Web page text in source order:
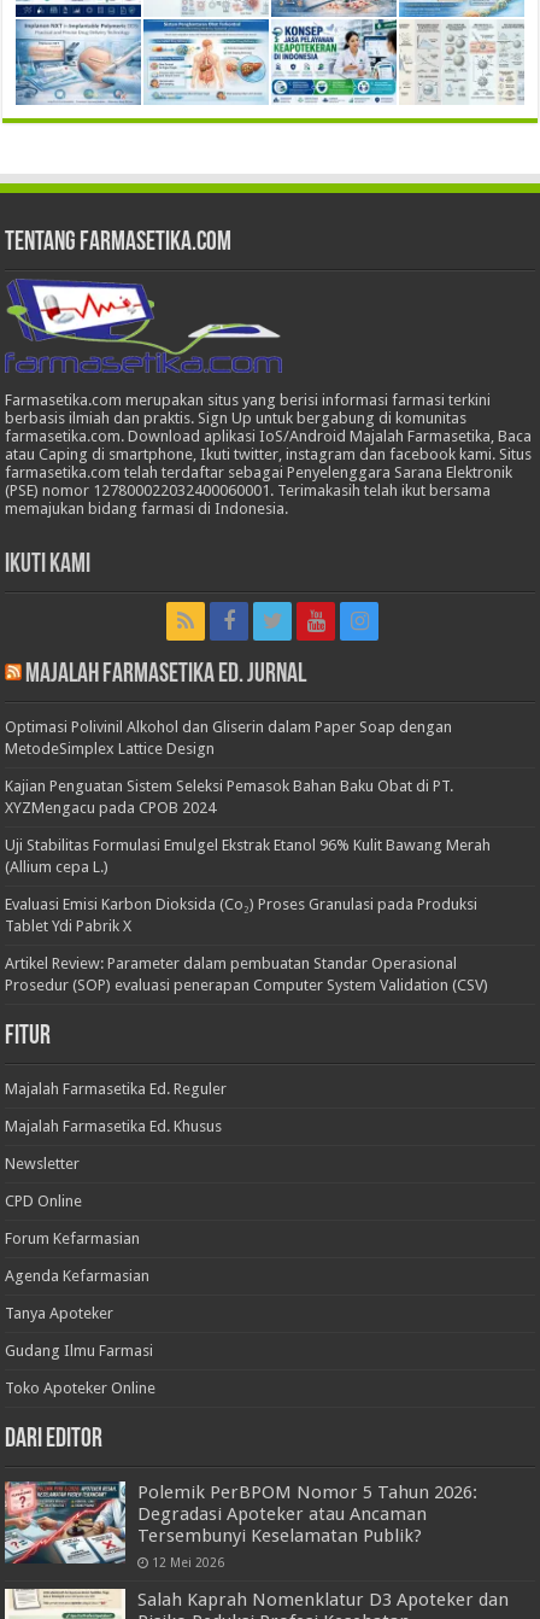
Tentang Farmasetika.com
Farmasetika.com merupakan situs yang berisi informasi farmasi terkini
berbasis ilmiah dan praktis. Sign Up untuk bergabung di komunitas
farmasetika.com. Download aplikasi IoS/Android Majalah Farmasetika, Baca
atau Caping di smartphone, Ikuti twitter, instagram dan facebook kami. Situs
farmasetika.com telah terdaftar sebagai Penyelenggara Sarana Elektronik
(PSE) nomor 127800022032400060001. Terimakasih telah ikut bersama
memajukan bidang farmasi di Indonesia.
Ikuti Kami
Majalah Farmasetika Ed. Jurnal
Optimasi Polivinil Alkohol dan Gliserin dalam Paper Soap dengan
MetodeSimplex Lattice Design
Kajian Penguatan Sistem Seleksi Pemasok Bahan Baku Obat di PT.
XYZMengacu pada CPOB 2024
Uji Stabilitas Formulasi Emulgel Ekstrak Etanol 96% Kulit Bawang Merah
(Allium cepa L.)
Evaluasi Emisi Karbon Dioksida (Co₂) Proses Granulasi pada Produksi
Tablet Ydi Pabrik X
Artikel Review: Parameter dalam pembuatan Standar Operasional
Prosedur (SOP) evaluasi penerapan Computer System Validation (CSV)
Fitur
Majalah Farmasetika Ed. Reguler
Majalah Farmasetika Ed. Khusus
Newsletter
CPD Online
Forum Kefarmasian
Agenda Kefarmasian
Tanya Apoteker
Gudang Ilmu Farmasi
Toko Apoteker Online
Dari Editor
Polemik PerBPOM Nomor 5 Tahun 2026:
Degradasi Apoteker atau Ancaman
Tersembunyi Keselamatan Publik?
12 Mei 2026
Salah Kaprah Nomenklatur D3 Apoteker dan